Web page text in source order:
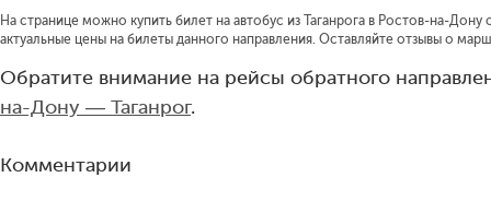
На странице можно купить билет на автобус из Таганрога в Ростов-на-
актуальные цены на билеты данного направления. Оставляйте отзывы о
Обратите внимание на рейсы обратного
на-Дону — Таганрог.
Комментарии